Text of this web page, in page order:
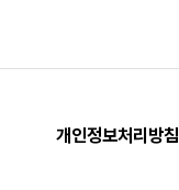
개인정보처리방침